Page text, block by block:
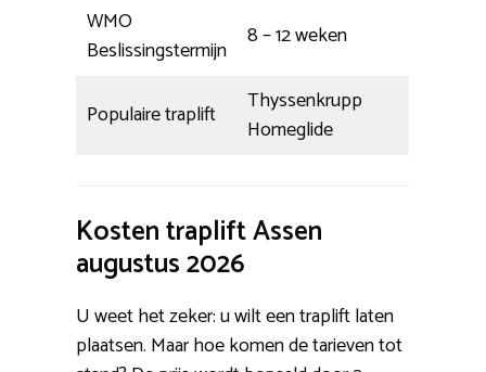
WMO
Beslissingstermijn
8 – 12 weken
Populaire traplift
Thyssenkrupp
Homeglide
Kosten traplift Assen
augustus 2026
U weet het zeker: u wilt een traplift laten
plaatsen. Maar hoe komen de tarieven tot